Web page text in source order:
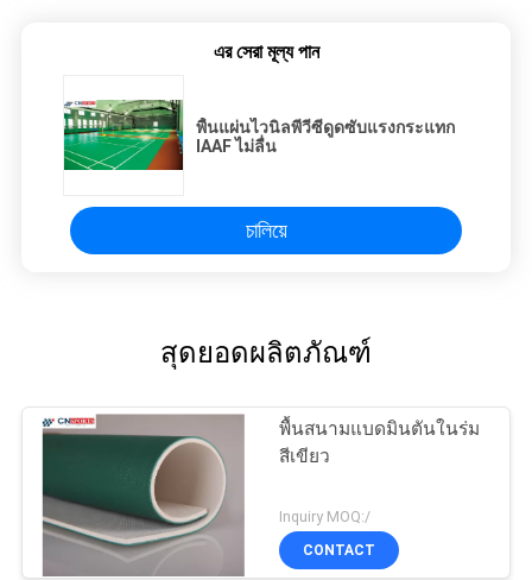
এর সেরা মূল্য পান
พื้นแผ่นไวนิลพีวีซีดูดซับแรงกระแทก
IAAF ไม่ลื่น
চালিয়ে
สุดยอดผลิตภัณฑ์
พื้นสนามแบดมินตันในร่ม
สีเขียว
Inquiry MOQ:/
CONTACT